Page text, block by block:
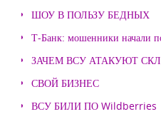
ШОУ В ПОЛЬЗУ БЕДНЫХ
Т-Банк: мошенники начали
ЗАЧЕМ ВСУ АТАКУЮТ
СВОЙ БИЗНЕС
ВСУ БИЛИ ПО Wildberries